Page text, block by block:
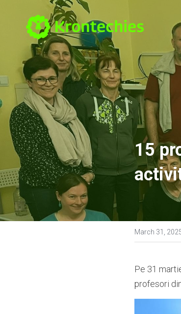
15
March 31,
Pe 31
profesori